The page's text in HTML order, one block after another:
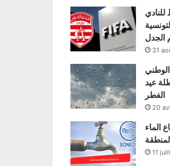
الجدل
31
عيد
الفطر
20
الماء
11